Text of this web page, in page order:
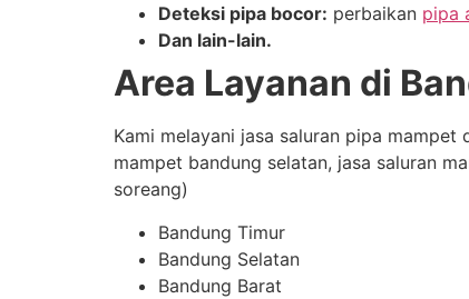
Deteksi pipa bocor: perbaikan pipa
Dan lain-lain.
Area Layanan di
Kami melayani jasa saluran pipa
mampet bandung selatan, jasa saluran
soreang)
Bandung Timur
Bandung Selatan
Bandung Barat